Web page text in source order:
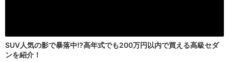
SUV人気の影で暴落中!?高年式でも200万円以内で買える高級セダ
ンを紹介！